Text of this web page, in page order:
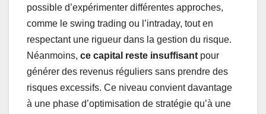
possible d’expérimenter différentes approches,
comme le swing trading ou l’intraday, tout en
respectant une rigueur dans la gestion du risque.
Néanmoins, ce capital reste insuffisant pour
générer des revenus réguliers sans prendre des
risques excessifs. Ce niveau convient davantage
à une phase d’optimisation de stratégie qu’à une